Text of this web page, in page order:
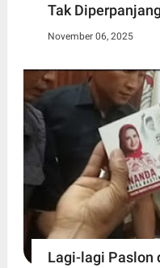
Tak
November 06, 2025
Lagi-lagi Paslon